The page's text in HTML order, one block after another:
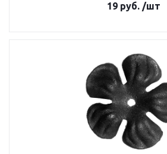
19руб. /шт